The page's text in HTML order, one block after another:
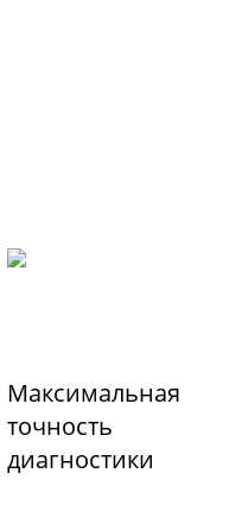
Максимальная
точность
диагностики